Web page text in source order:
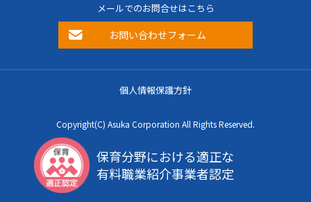
メールでのお問合せはこちら
お問い合わせフォーム
個人情報保護方針
Copyright(C) Asuka Corporation All Rights Reserved.
保育分野における適正な
有料職業紹介事業者認定